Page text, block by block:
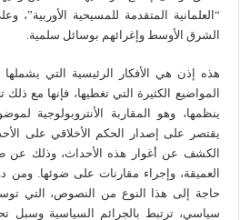
“العلمانية المتقدمة للمسيحية
الشرق الأوسط وإغرائهم بوسائل سلمية.
هذه إذن هي الأفكار الرئيسية التي
المواضيع الكثيرة التي تغطيها، فإنها مع
ينظمها، وهو المقاربة الأنتروبولوجية
يقتصر على إصدار الحكم الأخلاقي على
الكشف عن أغوار هذه الأحداث، وذلك عن
العميقة، وإجراء مقارنات على ضوئها.
حاجة إلى هذا النوع من النصوص، التي
سياسي، ترتبط بالجرائم السياسية وسبل